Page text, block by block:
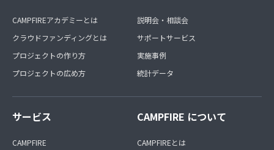
CAMPFIREアカデミーとは
クラウドファンディングとは
プロジェクトの作り方
プロジェクトの広め方
説明会・相談会
サポートサービス
実施事例
統計データ
サービス
CAMPFIRE
CAMPFIRE について
CAMPFIREとは